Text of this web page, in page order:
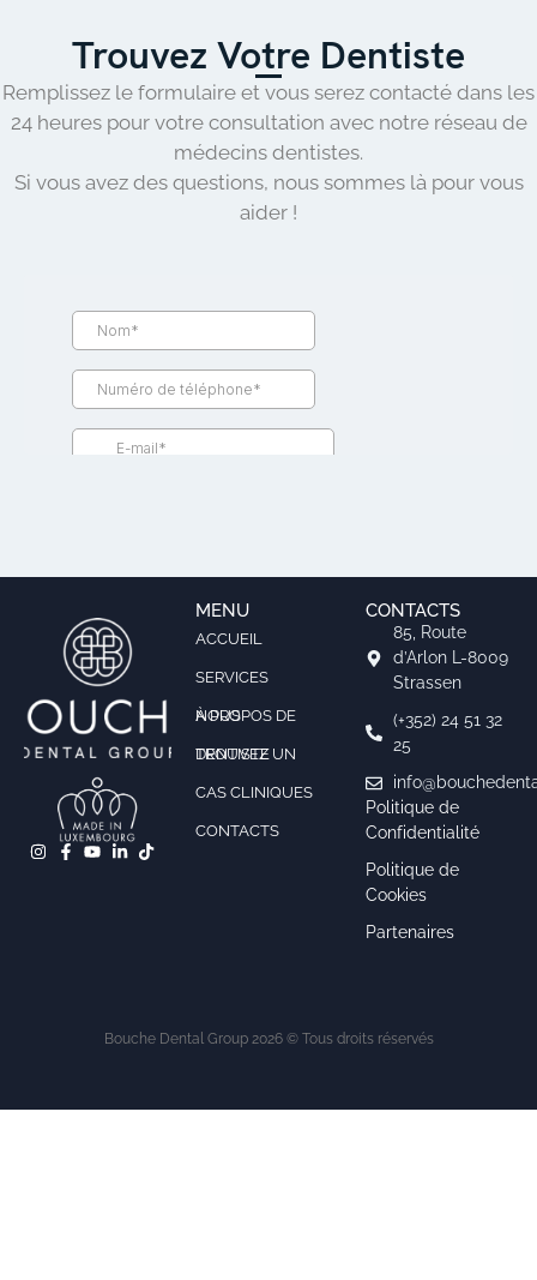
Trouvez Votre Dentiste
Remplissez le formulaire et vous serez contacté dans les
24 heures pour votre consultation avec notre réseau de
médecins dentistes.
Si vous avez des questions, nous sommes là pour vous
aider !
MENU
ACCUEIL
SERVICES
À PROPOS DE NOUS
TROUVEZ UN DENTISTE
CAS CLINIQUES
CONTACTS
CONTACTS
85, Route
d’Arlon L-8009
Strassen
(+352) 24 51 32
25
Politique de
Confidentialité
Politique de
Cookies
Partenaires
Bouche Dental Group 2026 © Tous droits réservés